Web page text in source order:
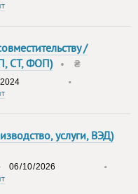
/
СТ, ФОП)• ₴
•
услуги, ВЭД)
•